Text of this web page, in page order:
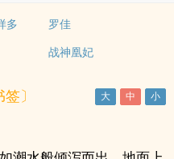
多
罗佳
战神凰妃
〕